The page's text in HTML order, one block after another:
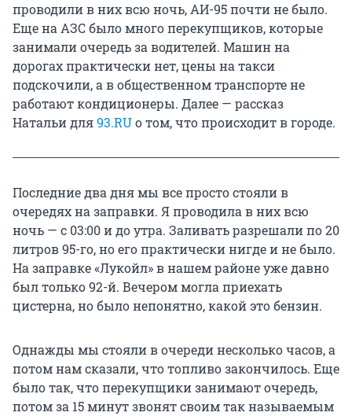
проводили в них всю ночь, АИ-95 почти не было.
Еще на АЗС было много перекупщиков, которые
занимали очередь за водителей. Машин на
дорогах практически нет, цены на такси
подскочили, а в общественном транспорте не
работают кондиционеры. Далее — рассказ
Натальи для93.RUо том, что происходит в городе.
Последние два дня мы все просто стояли в
очередях на заправки. Я проводила в них всю
ночь — с 03:00 и до утра. Заливать разрешали по 20
литров 95-го, но его практически нигде и не было.
На заправке «Лукойл» в нашем районе уже давно
был только 92-й. Вечером могла приехать
цистерна, но было непонятно, какой это бензин.
Однажды мы стояли в очереди несколько часов, а
потом нам сказали, что топливо закончилось. Еще
было так, что перекупщики занимают очередь,
потом за 15 минут звонят своим так называемым